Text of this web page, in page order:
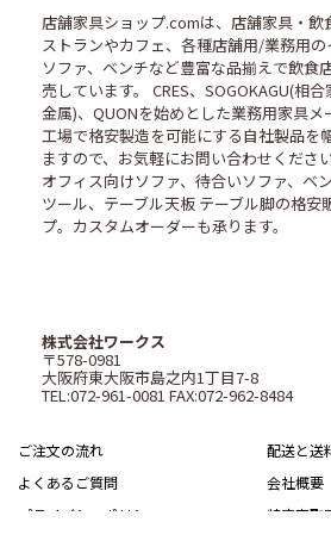
店舗家具ショップ.comは、店舗家具・飲
ストランやカフェ、各種店舗用/業務用の
ソファ、ベンチなど豊富な品揃えで飲食
売しています。 CRES、SOGOKAGU(相
金属)、QUONを始めとした業務用家具メ
工場で格安製造を可能にする自社製品を
ますので、お気軽にお問い合わせください
オフィス向けソファ、待合いソファ、ベ
ツール、テーブル天板 テーブル脚の格安
プ。カスタムオーダーも承ります。
株式会社ワークス
〒578-0981
大阪府東大阪市島之内1丁目7-8
TEL:072-961-0081 FAX:072-962-8484
ご注文の流れ
配送と送
よくあるご質問
会社概要
プライバシーポリシー
特定商取